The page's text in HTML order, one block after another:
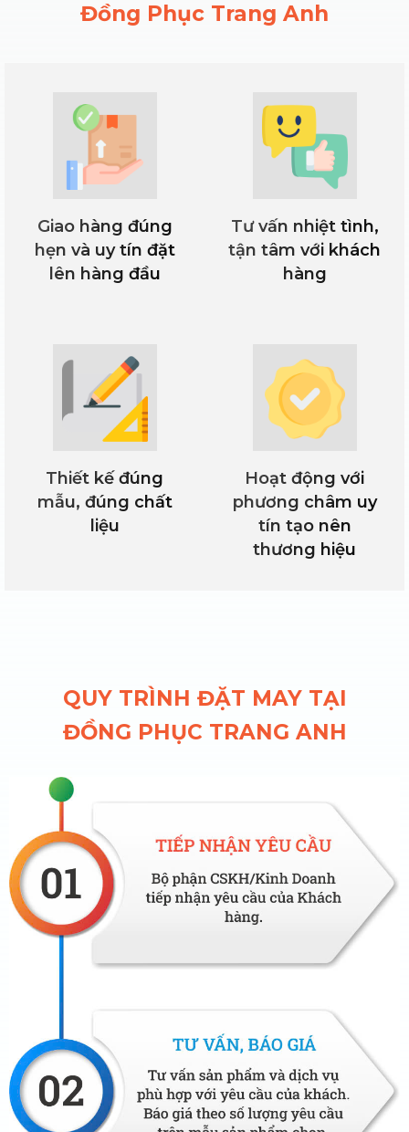
Đồng Phục Trang Anh
Giao hàng đúng
hẹn và uy tín đặt
lên hàng đầu
Tư vấn nhiệt tình,
tận tâm với khách
hàng
Thiết kế đúng
mẫu, đúng chất
liệu
Hoạt động với
phương châm uy
tín tạo nên
thương hiệu
QUY TRÌNH ĐẶT MAY TẠI
ĐỒNG PHỤC TRANG ANH